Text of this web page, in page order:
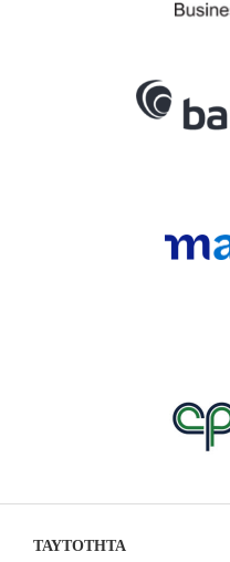
ΤΑΥΤΟΤΗΤΑ